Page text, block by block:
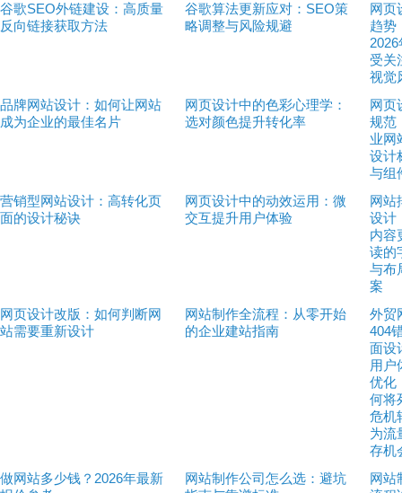
谷歌SEO外链建设：高质量
反向链接获取方法
谷歌算法更新应对：SEO策
略调整与风险规避
网页
趋势
受关
视觉
品牌网站设计：如何让网站
成为企业的最佳名片
网页设计中的色彩心理学：
选对颜色提升转化率
网页
规范
业网
设计
与组
营销型网站设计：高转化页
面的设计秘诀
网页设计中的动效运用：微
交互提升用户体验
网站
设计
内容
读的
与布
案
网页设计改版：如何判断网
站需要重新设计
网站制作全流程：从零开始
的企业建站指南
外贸
404
面设
用户
优化
何将
危机
为流
存机
做网站多少钱？2026年最新
网站制作公司怎么选：避坑
网站